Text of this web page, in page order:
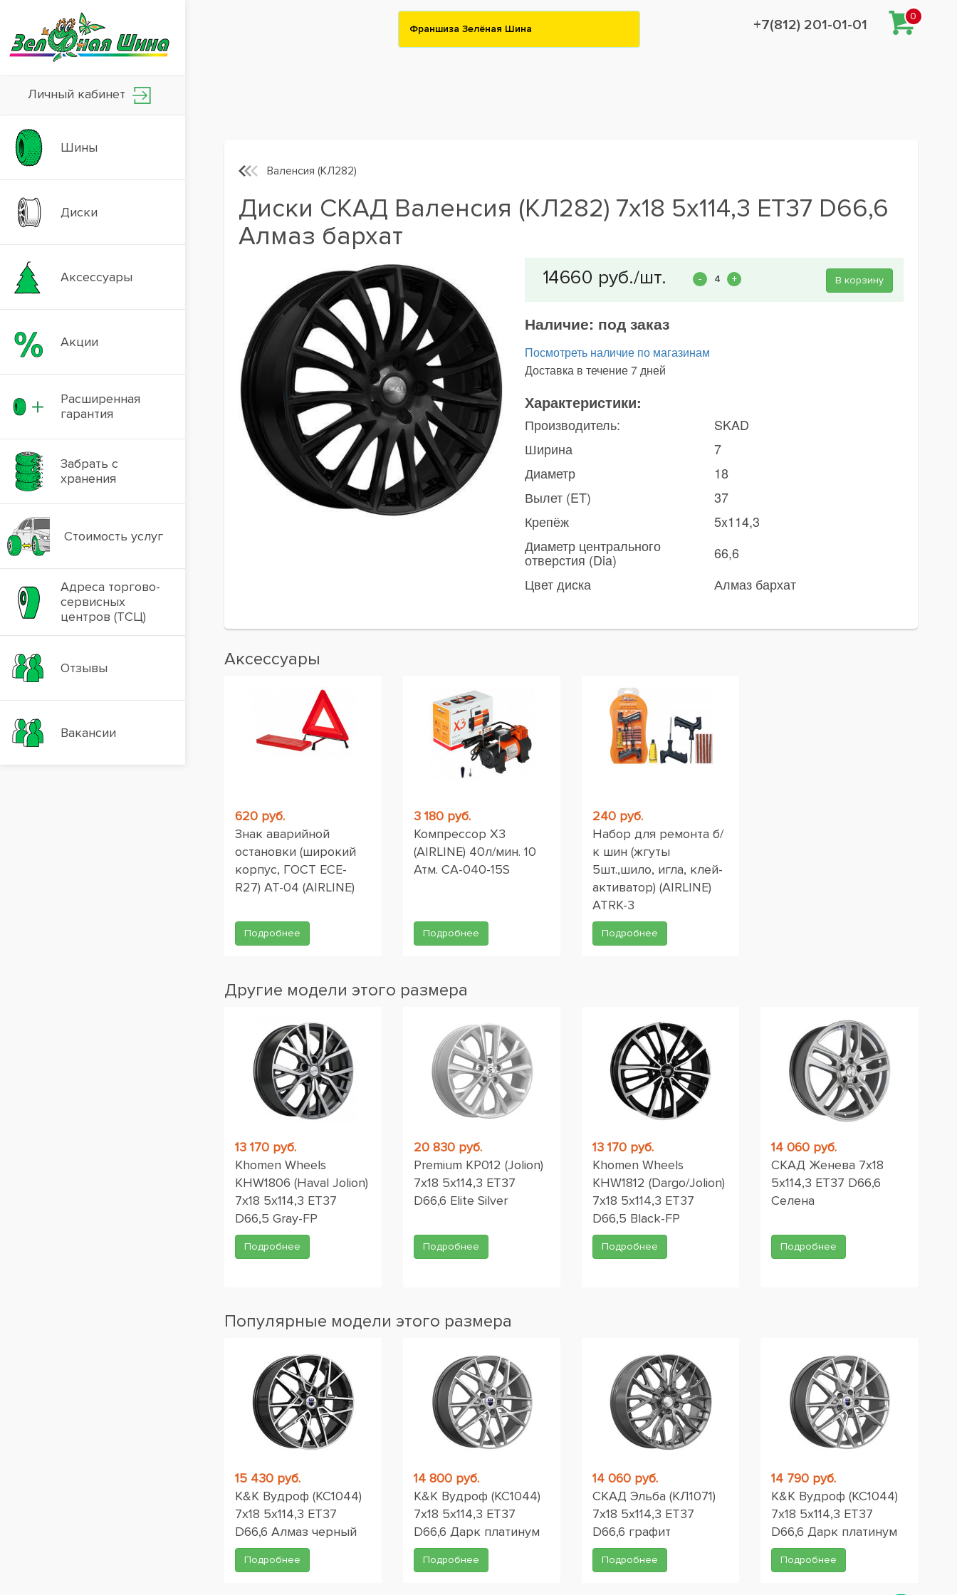
Личный кабинет
Шины
Диски
Аксессуары
Акции
Расширенная
гарантия
Забрать с
хранения
Стоимость услуг
Адреса торгово-
сервисных
центров (ТСЦ)
Отзывы
Вакансии
Франшиза Зелёная Шина +7(812) 201-01-01
0
Валенсия (КЛ282)
Диски СКАД Валенсия (КЛ282) 7x18 5x114,3 ET37 D66,6
Алмаз бархат
В корзину
Наличие: под заказ
Посмотреть наличие по магазинам
Доставка в течение 7 дней
Характеристики:
Производитель:
SKAD
Ширина
7
Диаметр
18
Вылет (ET)
37
Крепёж
5x114,3
Диаметр центрального
отверстия (Dia)
66,6
Цвет диска
Алмаз бархат
Аксессуары
620 руб.
Знак аварийной
остановки (широкий
корпус, ГОСТ ЕСЕ-
R27) AT-04 (AIRLINE)
Подробнее
3 180 руб.
Компрессор X3
(AIRLINE) 40л/мин. 10
Атм. CA-040-15S
Подробнее
240 руб.
Набор для ремонта б/
к шин (жгуты
5шт.,шило, игла, клей-
активатор) (AIRLINE)
ATRK-3
Подробнее
Другие модели этого размера
13 170 руб.
Khomen Wheels
KHW1806 (Haval Jolion)
7x18 5x114,3 ET37
D66,5 Gray-FP
Подробнее
20 830 руб.
Premium КР012 (Jolion)
7x18 5x114,3 ET37
D66,6 Elite Silver
Подробнее
13 170 руб.
Khomen Wheels
KHW1812 (Dargo/Jolion)
7x18 5x114,3 ET37
D66,5 Black-FP
Подробнее
14 060 руб.
СКАД Женева 7x18
5x114,3 ET37 D66,6
Селена
Подробнее
Популярные модели этого размера
15 430 руб.
K&K Вудроф (КС1044)
7x18 5x114,3 ET37
D66,6 Алмаз черный
Подробнее
14 800 руб.
K&K Вудроф (КС1044)
7x18 5x114,3 ET37
D66,6 Дарк платинум
Подробнее
14 060 руб.
СКАД Эльба (КЛ1071)
7x18 5x114,3 ET37
D66,6 графит
Подробнее
14 790 руб.
K&K Вудроф (КС1044)
7x18 5x114,3 ET37
D66,6 Дарк платинум
Подробнее